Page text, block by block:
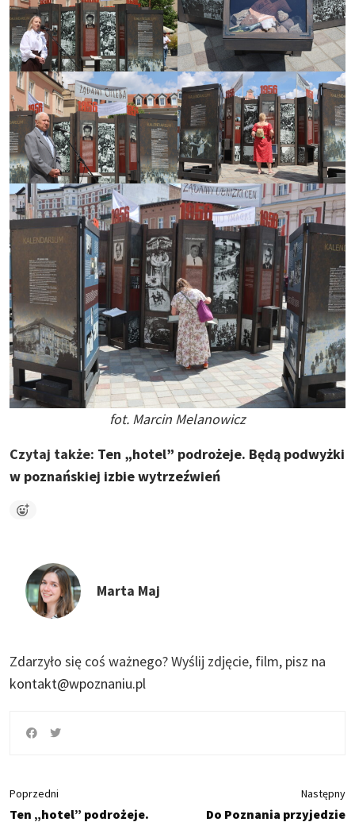
fot. Marcin Melanowicz
Czytaj także: Ten „hotel” podrożeje. Będą podwyżki
w poznańskiej izbie wytrzeźwień
Marta Maj
Zdarzyło się coś ważnego?Wyślij zdjęcie, film, pisz na
kontakt@wpoznaniu.pl
Poprzedni
Ten „hotel” podrożeje.
Następny
Do Poznania przyjedzie